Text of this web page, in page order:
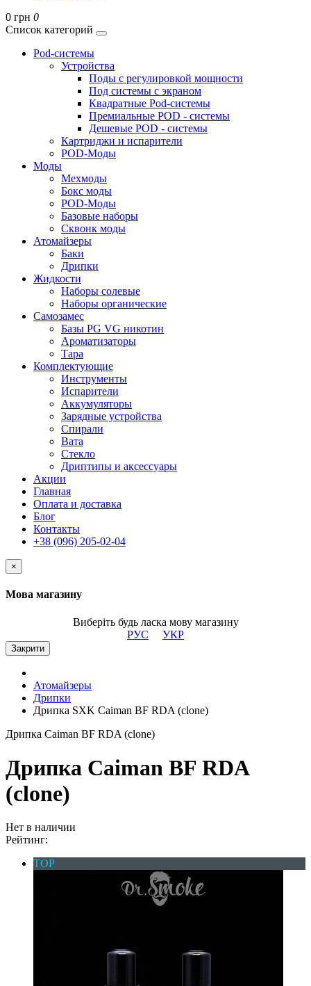
0 грн 0
Список категорий
Pod-системы
Устройства
Поды с регулировкой мощности
Под системы с экраном
Квадратные Pod-системы
Премиальные POD - системы
Дешевые POD - системы
Картриджи и испарители
POD-Моды
Моды
Мехмоды
Бокс моды
POD-Моды
Базовые наборы
Сквонк моды
Атомайзеры
Баки
Дрипки
Жидкости
Наборы солевые
Наборы органические
Самозамес
Базы PG VG никотин
Ароматизаторы
Тара
Комплектующие
Инструменты
Испарители
Аккумуляторы
Зарядные устройства
Спирали
Вата
Стекло
Дриптипы и аксессуары
Акции
Главная
Оплата и доставка
Блог
Контакты
+38 (096) 205-02-04
×
Мова магазину
Виберіть будь ласка мову магазину
РУС
УКР
Закрити
Атомайзеры
Дрипки
Дрипка SXK Caiman BF RDA (clone)
Дрипка Caiman BF RDA (clone)
Дрипка Caiman BF RDA
(clone)
Нет в наличии
Рейтинг:
TOP